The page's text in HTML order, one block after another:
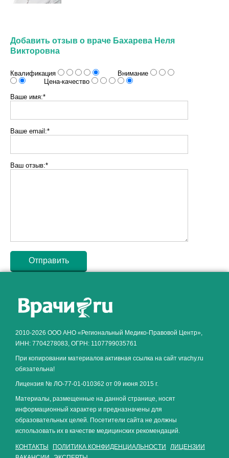
Добавить отзыв о враче Бахарева Неля
Викторовна
Квалификация
Внимание
Цена-качество
Ваше имя:*
Ваше email:*
Ваш отзыв:*
2010-2026 ООО АНО «Региональный Медико-Правовой Центр»,
ИНН: 7704278083, ОГРН: 1107799035761
При копировании материалов активная ссылка на сайт vrachy.ru
обязательна!
Лицензия № ЛО-77-01-010362 от 09 июня 2015 г.
Материалы, размещенные на данной странице, носят
информационный характер и предназначены для
образовательных целей. Посетители сайта не должны
использовать их в качестве медицинских рекомендаций.
КОНТАКТЫ ПОЛИТИКА КОНФИДЕНЦИАЛЬНОСТИ
ЛИЦЕНЗИИ